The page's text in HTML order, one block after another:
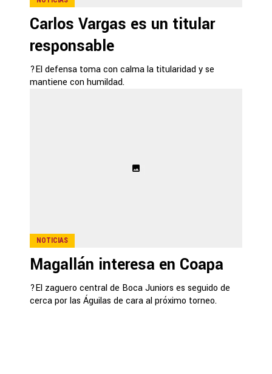
Carlos Vargas es un titular
responsable
?El defensa toma con calma la titularidad y se
mantiene con humildad.
NOTICIAS
Magallán interesa en Coapa
?El zaguero central de Boca Juniors es seguido de
cerca por las Águilas de cara al próximo torneo.